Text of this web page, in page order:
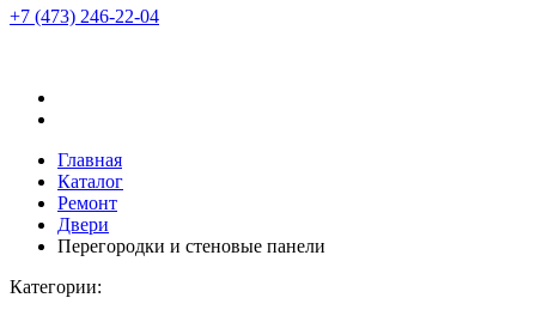
+7 (473) 246-22-04
Главная
Каталог
Ремонт
Двери
Перегородки и стеновые панели
Категории: